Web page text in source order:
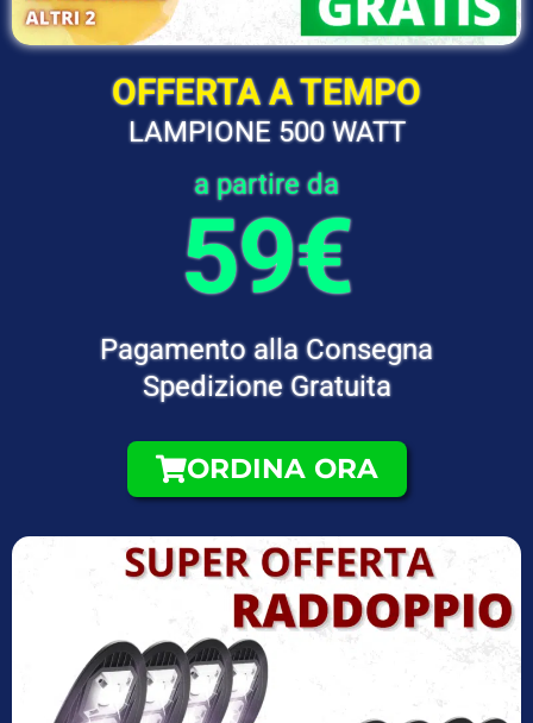
OFFERTA A TEMPO
LAMPIONE 500 WATT
a partire da
59€
Pagamento alla Consegna
Spedizione Gratuita
ORDINA ORA